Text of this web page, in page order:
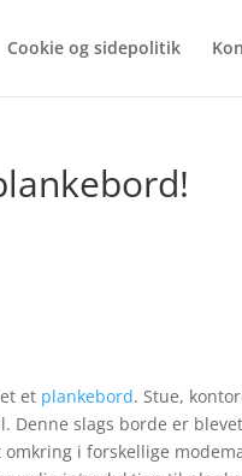
Cookie og sidepolitik
et plankebord. Stue,
Denne slags borde er
i forskellige